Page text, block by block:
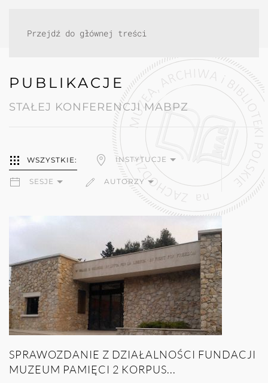
Przejdź do głównej treści
PUBLIKACJE
STAŁEJ KONFERENCJI MABPZ
WSZYSTKIE: INSTYTUCJE
SESJE AUTORZY
SPRAWOZDANIE Z DZIAŁALNOŚCI FUNDACJI
MUZEUM PAMIĘCI 2 KORPUS...